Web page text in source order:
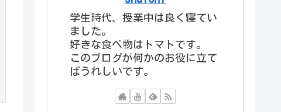
学生時代、授業中は良く寝てい
ました。
好きな食べ物はトマトです。
このブログが何かのお役に立て
ばうれしいです。